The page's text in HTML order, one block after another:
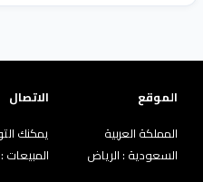
الموقع
الاتصال
المملكة العربية
السعودية : الرياض
المبيعات : 0551033861